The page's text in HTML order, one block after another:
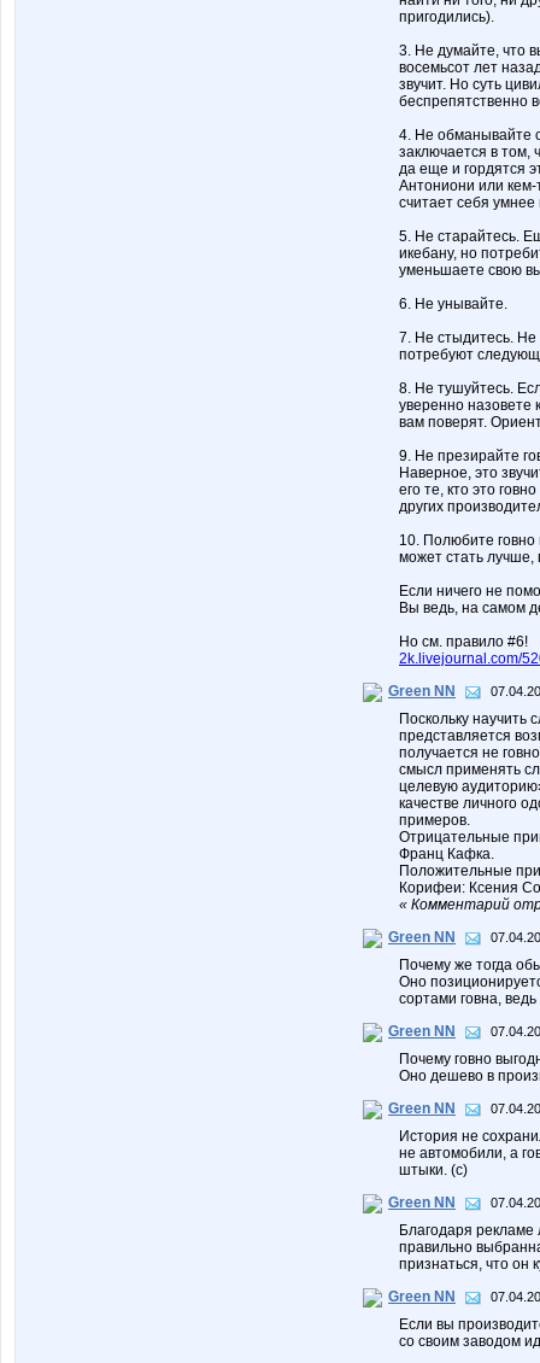
пригодились).
3. Не думайте, что
восемьсот лет
звучит. Но суть
беспрепятственно
4. Не обманывайте
заключается в том,
да еще и гордятся
Антониони или кем-
считает себя умнее
5. Не старайтесь.
икебану, но
уменьшаете свою
6. Не унывайте.
7. Не стыдитесь. Не
потребуют
8. Не тушуйтесь.
уверенно назовете
вам поверят.
9. Не презирайте
Наверное, это
его те, кто это
других
10. Полюбите говно
может стать лучше,
Если ничего не
Вы ведь, на самом
Но см. правило #6!
2k.livejournal.com/
Green NN
Поскольку научить
представляется
получается не
смысл применять
целевую
качестве личного
примеров.
Отрицательные
Франц Кафка.
Положительные
Корифеи: Ксения
« Комментарий
Green NN
Почему же тогда
Оно
сортами говна,
Green NN
Почему говно
Оно дешево в
Green NN
История не
не автомобили, а
штыки. (с)
Green NN
Благодаря
правильно
признаться, что он
Green NN
Если вы
со своим заводом